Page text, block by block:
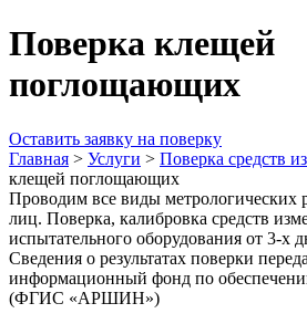
Поверка клещей
поглощающих
Оставить заявку на поверку
Главная > Услуги > Поверка средств
клещей поглощающих
Проводим все виды метрологических
лиц. Поверка, калибровка средств
испытательного оборудования от 3-х
Сведения о результатах поверки
информационный фонд по
(ФГИС «АРШИН»)